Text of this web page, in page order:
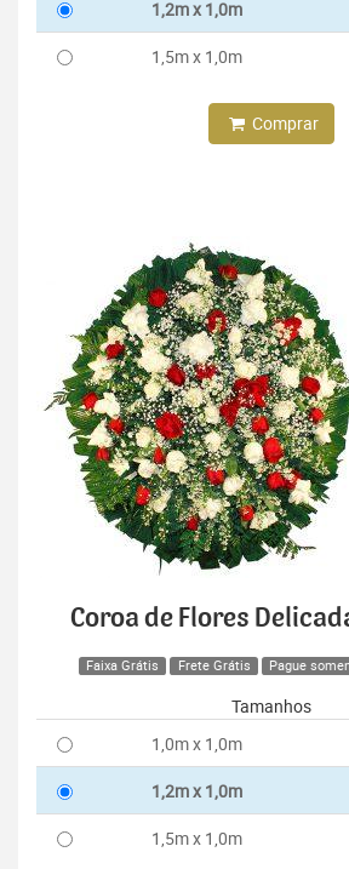
1,2m x 1,0m
1,5m x 1,0m
Comprar
Coroa de Flores
Faixa Grátis Frete Grátis Pague
Tamanhos
1,0m x 1,0m
1,2m x 1,0m
1,5m x 1,0m